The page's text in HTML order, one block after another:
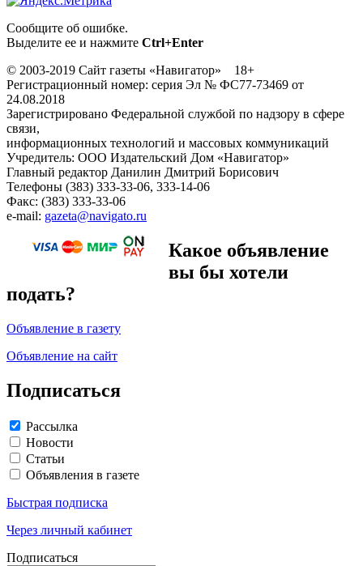
Сообщите об ошибке.
Выделите ее и нажмите Ctrl+Enter
© 2003-2019 Сайт газеты «Навигатор» 18+
Регистрационный номер: серия Эл № ФС77-73469 от
24.08.2018
Зарегистрировано Федеральной службой по надзору в сфере
связи,
информационных технологий и массовых коммуникаций
Учредитель: ООО Издательский Дом «Навигатор»
Главный редактор Данилин Дмитрий Борисович
Телефоны (383) 333-33-06, 333-14-06
Факс: (383) 333-33-06
e-mail: gazeta@navigato.ru
Какое объявление
вы бы хотели
подать?
Объявление в газету
Объявление на сайт
Подписаться
Рассылка
Новости
Статьи
Объявления в газете
Быстрая подписка
Через личный кабинет
Подписаться